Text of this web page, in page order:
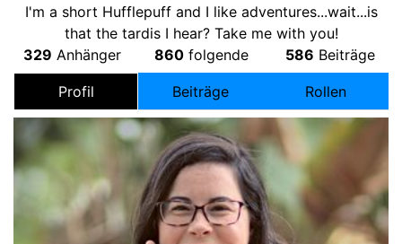
I'm a short Hufflepuff and I like adventures...wait...is
that the tardis I hear? Take me with you!
329 Anhänger 860folgende 586 Beiträge
Profil Beiträge Rollen